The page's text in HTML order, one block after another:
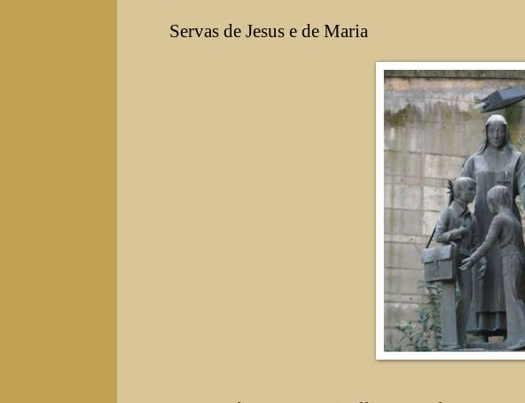
Servas de Jesus e de Maria